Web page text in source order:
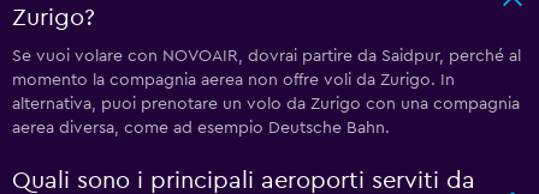
Zurigo?
Se vuoi volare con NOVOAIR, dovrai partire da Saidpur, perché al
momento la compagnia aerea non offre voli da Zurigo. In
alternativa, puoi prenotare un volo da Zurigo con una compagnia
aerea diversa, come ad esempio Deutsche Bahn.
Quali sono i principali aeroporti serviti da